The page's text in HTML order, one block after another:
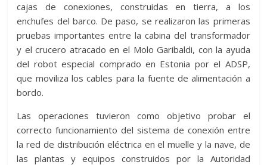
cajas de conexiones, construidas en tierra, a los
enchufes del barco. De paso, se realizaron las primeras
pruebas importantes entre la cabina del transformador
y el crucero atracado en el Molo Garibaldi, con la ayuda
del robot especial comprado en Estonia por el ADSP,
que moviliza los cables para la fuente de alimentación a
bordo.
Las operaciones tuvieron como objetivo probar el
correcto funcionamiento del sistema de conexión entre
la red de distribución eléctrica en el muelle y la nave, de
las plantas y equipos construidos por la Autoridad